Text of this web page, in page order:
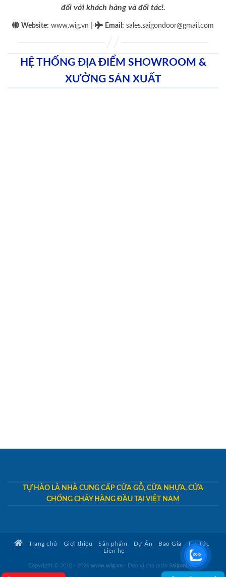
đối với khách hàng và đối tác!.
Website: www.wig.vn Email : sales.saigondoor@gmail.com
HỆ THỐNG ĐỊA ĐIỂM SHOWROOM &
XƯỞNG SẢN XUẤT
TỰ HÀO LÀ NHÀ CUNG CẤP CỬA GỖ, CỬA NHỰA, CỬA
CHỐNG CHÁY HÀNG ĐẦU TẠI VIỆT NAM
Trang chủ Giới thiệu Sản phẩm Dự Án Báo Giá
Tin Tức
Liên hệ
Copyright © 2010 - 2026 www.wig.vn - Đơn vị chủ quản SaigonDoor